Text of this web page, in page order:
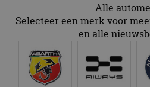
Alle
Selecteer een merk voor
en alle